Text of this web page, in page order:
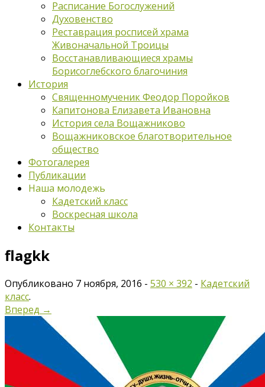
Расписание Богослужений
Духовенство
Реставрация росписей храма
Живоначальной Троицы
Восстанавливающиеся храмы
Борисоглебского благочиния
История
Священномученик Феодор Поройков
Капитонова Елизавета Ивановна
История села Вощажниково
Вощажниковское благотворительное
общество
Фотогалерея
Публикации
Наша молодежь
Кадетский класс
Воскресная школа
Контакты
flagkk
Опубликовано 7 ноября, 2016 - 530 × 392 - Кадетский
класс.
Вперед →